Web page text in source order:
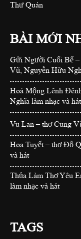
Thư Quán
BÀI MỚI
Gửi Người Cuối Bể
Vũ, Nguyễn Hữu
Hoá Mộng Lênh
Nghĩa làm nhạc và hát
Vu Lan – thơ Cung
Hoa Tuyết – thơ Đỗ
và hát
Thủa Làm Thơ Yêu
làm nhạc và hát
TAGS